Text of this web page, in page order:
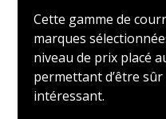
Cette gamme de
marques
niveau de prix placé
permettant d’être sûr
intéressant.